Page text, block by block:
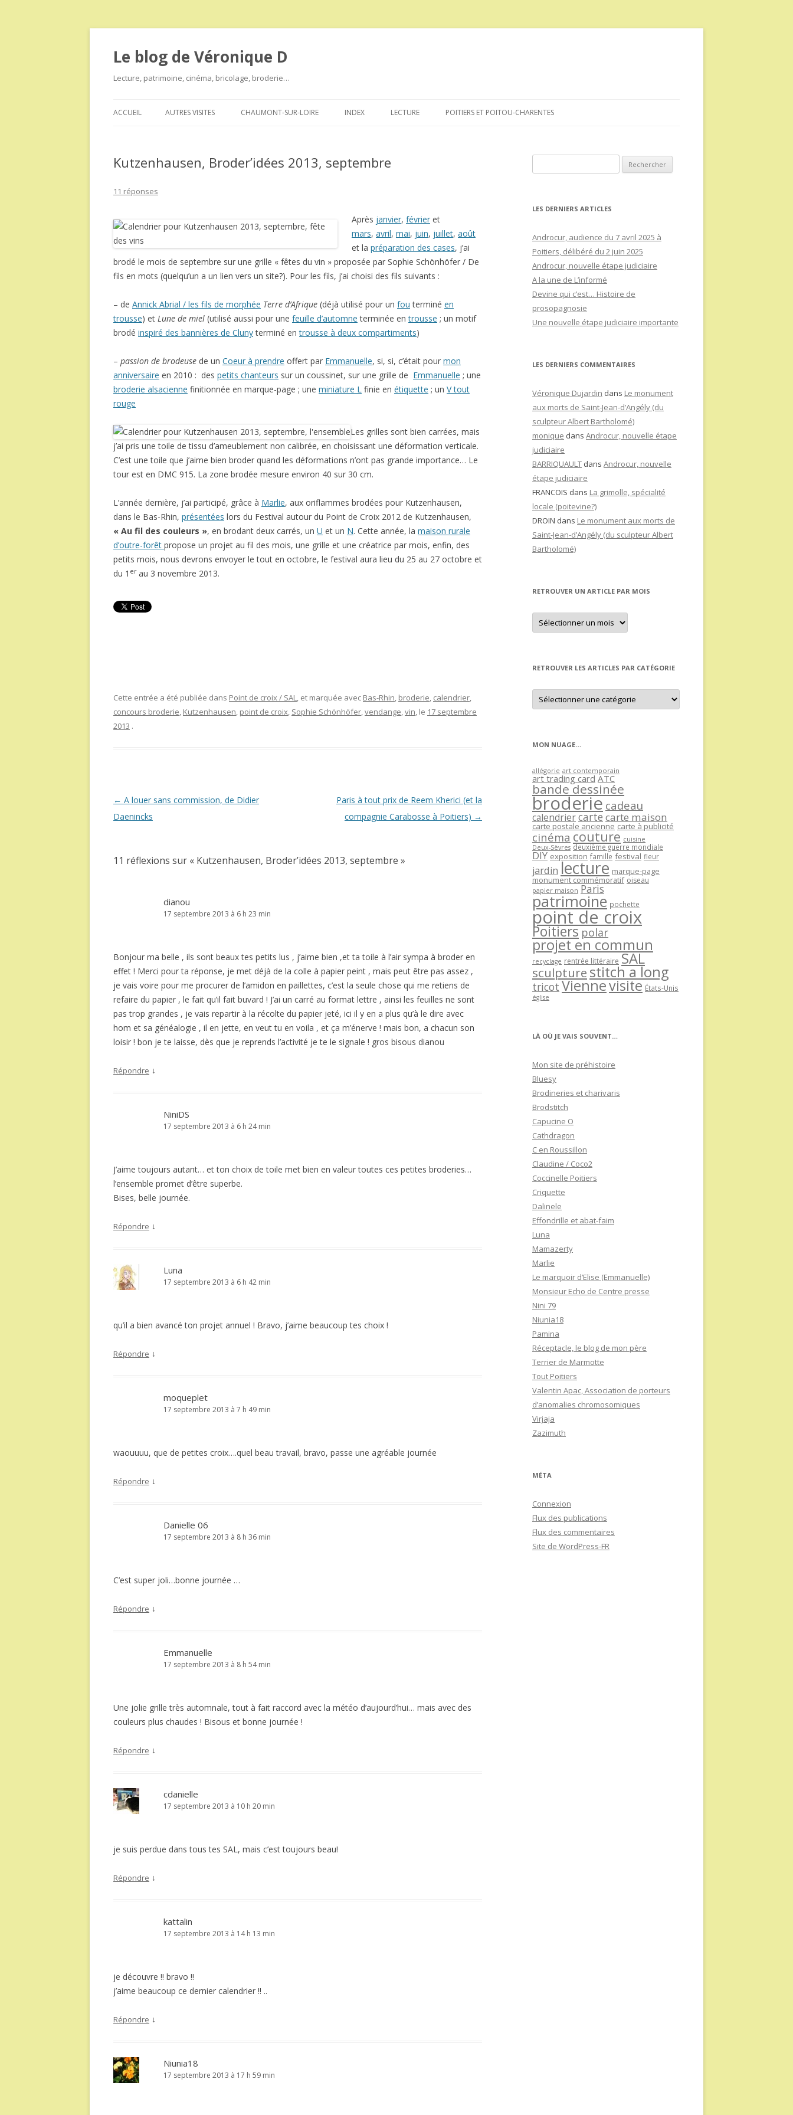
Le blog de Véronique D
Lecture, patrimoine, cinéma, bricolage, broderie…
au
ACCUEIL AUTRES VISITES CHAUMONT-SUR-LOIRE INDEX LECTURE POITIERS ET POITOU-CHARENTES
Kutzenhausen, Broder’idées 2013, septembre
11 réponses
Après janvier, février et
mars, avril, mai, juin, juillet, août
et la préparation des cases, j’ai
brodé le mois de septembre sur une grille « fêtes du vin » proposée par Sophie Schönhöfer / De
fils en mots (quelqu’un a un lien vers un site?). Pour les fils, j’ai choisi des fils suivants :
– de Annick Abrial / les fils de morphée Terre d’Afrique (déjà utilisé pour un fou terminé en
trousse) et Lune de miel (utilisé aussi pour une feuille d’automne terminée entrousse ; un motif
brodé inspiré des bannières de Clunyterminé entrousse à deux compartiments)
– passion de brodeuse de un Coeur à prendre offert par Emmanuelle, si, si, c’était pour mon
anniversaire en 2010 : des petits chanteurs sur un coussinet, sur une grille de Emmanuelle ; une
broderie alsacienne finitionnée en marque-page ; une miniature L finie en étiquette ; un V tout
rouge
Les grilles sont bien carrées, mais
j’ai pris une toile de tissu d’ameublement non calibrée, en choisissant une déformation verticale.
C’est une toile que j’aime bien broder quand les déformations n’ont pas grande importance… Le
tour est en DMC 915. La zone brodée mesure environ 40 sur 30 cm.
L’année dernière, j’ai participé, grâce à Marlie, aux oriflammes brodées pour Kutzenhausen,
dans le Bas-Rhin, présentées lors du Festival autour du Point de Croix 2012 de Kutzenhausen,
« Au fil des couleurs », en brodant deux carrés, un U et un N. Cette année, la maison rurale
d’outre-forêt propose un projet au fil des mois, une grille et une créatrice par mois, enfin, des
petits mois, nous devrons envoyer le tout en octobre, le festival aura lieu du 25 au 27 octobre et
du 1 erau 3 novembre 2013.
Cette entrée a été publiée dans Point de croix / SAL, et marquée avec Bas-Rhin, broderie, calendrier,
concours broderie, Kutzenhausen, point de croix, Sophie Schönhöfer,vendange,vin, le 17 septembre
2013 .
Navigation
des
← A louer sans commission, de Didier
Daenincks
Paris à tout prix de Reem Kherici (et la
compagnie Carabosse à Poitiers) →
11 réflexions sur « Kutzenhausen, Broder’idées 2013, septembre »
dianou
17 septembre 2013 à 6 h 23 min
Bonjour ma belle , ils sont beaux tes petits lus , j’aime bien ,et ta toile à l’air sympa à broder en
effet ! Merci pour ta réponse, je met déjà de la colle à papier peint , mais peut être pas assez ,
je vais voire pour me procurer de l’amidon en paillettes, c’est la seule chose qui me retiens de
refaire du papier , le fait qu’il fait buvard ! J’ai un carré au format lettre , ainsi les feuilles ne sont
pas trop grandes , je vais repartir à la récolte du papier jeté, ici il y en a plus qu’à le dire avec
hom et sa généalogie , il en jette, en veut tu en voila , et ça m’énerve ! mais bon, a chacun son
loisir ! bon je te laisse, dès que je reprends l’activité je te le signale ! gros bisous dianou
Répondre ↓
NiniDS
17 septembre 2013 à 6 h 24 min
J’aime toujours autant… et ton choix de toile met bien en valeur toutes ces petites broderies…
l’ensemble promet d’être superbe.
Bises, belle journée.
Répondre ↓
Luna
17 septembre 2013 à 6 h 42 min
qu’il a bien avancé ton projet annuel ! Bravo, j’aime beaucoup tes choix !
Répondre ↓
moqueplet
17 septembre 2013 à 7 h 49 min
waouuuu, que de petites croix….quel beau travail, bravo, passe une agréable journée
Répondre ↓
Danielle 06
17 septembre 2013 à 8 h 36 min
C’est super joli…bonne journée …
Répondre ↓
Emmanuelle
17 septembre 2013 à 8 h 54 min
Une jolie grille très automnale, tout à fait raccord avec la météo d’aujourd’hui… mais avec des
couleurs plus chaudes ! Bisous et bonne journée !
Répondre ↓
cdanielle
17 septembre 2013 à 10 h 20 min
je suis perdue dans tous tes SAL, mais c’est toujours beau!
Répondre ↓
kattalin
17 septembre 2013 à 14 h 13 min
je découvre !! bravo !!
j’aime beaucoup ce dernier calendrier !! ..
Répondre ↓
Niunia18
17 septembre 2013 à 17 h 59 min
LES DERNIERS ARTICLES
Androcur, audience du 7 avril 2025 à
Poitiers, délibéré du 2 juin 2025
Androcur, nouvelle étape judiciaire
A la une de L’informé
Devine qui c’est… Histoire de
prosopagnosie
Une nouvelle étape judiciaire importante
LES DERNIERS COMMENTAIRES
Véronique Dujardin dans Le monument
aux morts de Saint-Jean-d’Angély (du
sculpteur Albert Bartholomé)
monique dans Androcur, nouvelle étape
judiciaire
BARRIQUAULT dans Androcur, nouvelle
étape judiciaire
FRANCOIS dans La grimolle, spécialité
locale (poitevine?)
DROIN dans Le monument aux morts de
Saint-Jean-d’Angély (du sculpteur Albert
Bartholomé)
RETROUVER UN ARTICLE PAR MOIS
Retrouver
un
article
RETROUVER LES ARTICLES PAR CATÉGORIE
Retrouver
les
articles
MON NUAGE…
allégorie art contemporain
art trading card ATC
bande dessinée
broderie cadeau
calendriercartecarte maison
carte postale ancienne carte à publicité
cinéma couture cuisine
Deux-Sèvres deuxième guerre mondiale
DIY exposition famille festival fleur
jardin lecture marque-page
monument commémoratif oiseau
papier maison Paris
patrimoine pochette
point de croix
Poitiers polar
projet en commun
recyclage rentrée littéraire SAL
sculpture stitch a long
tricot Viennevisite États-Unis
église
LÀ OÙ JE VAIS SOUVENT…
Mon site de préhistoire
Bluesy
Brodineries et charivaris
Brodstitch
Capucine O
Cathdragon
C en Roussillon
Claudine / Coco2
Coccinelle Poitiers
Criquette
Dalinele
Effondrille et abat-faim
Luna
Mamazerty
Marlie
Le marquoir d’Elise (Emmanuelle)
Monsieur Echo de Centre presse
Nini 79
Niunia18
Pamina
Réceptacle, le blog de mon père
Terrier de Marmotte
Tout Poitiers
Valentin Apac, Association de porteurs
d’anomalies chromosomiques
Virjaja
Zazimuth
MÉTA
Connexion
Flux des publications
Flux des commentaires
Site de WordPress-FR